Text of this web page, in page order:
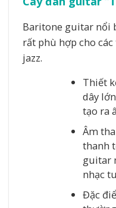
Baritone guitar nổi
rất phù hợp cho
jazz.
Thiết
dây
tạo ra
Âm
thanh
guitar
nhạc
Đặc